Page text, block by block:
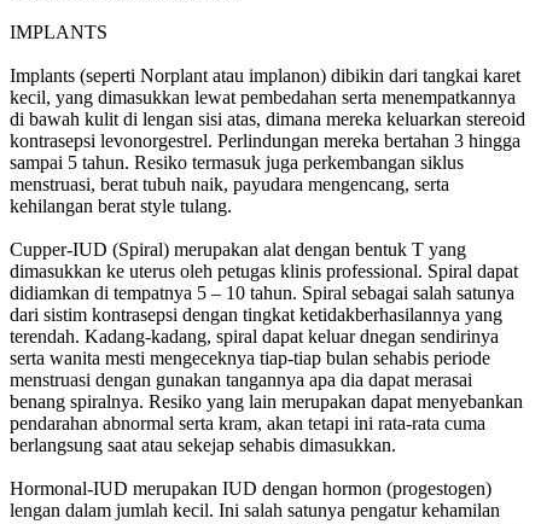
IMPLANTS
Implants (seperti Norplant atau implanon) dibikin dari tangkai karet
kecil, yang dimasukkan lewat pembedahan serta menempatkannya
di bawah kulit di lengan sisi atas, dimana mereka keluarkan stereoid
kontrasepsi levonorgestrel. Perlindungan mereka bertahan 3 hingga
sampai 5 tahun. Resiko termasuk juga perkembangan siklus
menstruasi, berat tubuh naik, payudara mengencang, serta
kehilangan berat style tulang.
Cupper-IUD (Spiral) merupakan alat dengan bentuk T yang
dimasukkan ke uterus oleh petugas klinis professional. Spiral dapat
didiamkan di tempatnya 5 – 10 tahun. Spiral sebagai salah satunya
dari sistim kontrasepsi dengan tingkat ketidakberhasilannya yang
terendah. Kadang-kadang, spiral dapat keluar dnegan sendirinya
serta wanita mesti mengeceknya tiap-tiap bulan sehabis periode
menstruasi dengan gunakan tangannya apa dia dapat merasai
benang spiralnya. Resiko yang lain merupakan dapat menyebankan
pendarahan abnormal serta kram, akan tetapi ini rata-rata cuma
berlangsung saat atau sekejap sehabis dimasukkan.
Hormonal-IUD merupakan IUD dengan hormon (progestogen)
lengan dalam jumlah kecil. Ini salah satunya pengatur kehamilan